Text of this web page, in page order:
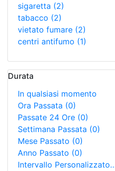
sigaretta (2)
tabacco (2)
vietato fumare (2)
centri antifumo (1)
Durata
In qualsiasi momento
Ora Passata (0)
Passate 24 Ore (0)
Settimana Passata (0)
Mese Passato (0)
Anno Passato (0)
Intervallo